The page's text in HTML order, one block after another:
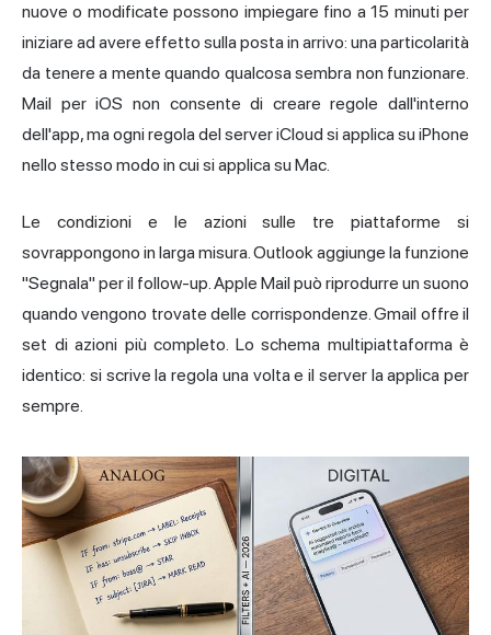
nuove o modificate possono impiegare fino a 15 minuti per
iniziare ad avere effetto sulla posta in arrivo: una particolarità
da tenere a mente quando qualcosa sembra non funzionare.
Mail per iOS non consente di creare regole dall'interno
dell'app, ma ogni regola del server iCloud si applica su iPhone
nello stesso modo in cui si applica su Mac.
Le condizioni e le azioni sulle tre piattaforme si
sovrappongono in larga misura. Outlook aggiunge la funzione
"Segnala" per il follow-up. Apple Mail può riprodurre un suono
quando vengono trovate delle corrispondenze. Gmail offre il
set di azioni più completo. Lo schema multipiattaforma è
identico: si scrive la regola una volta e il server la applica per
sempre.